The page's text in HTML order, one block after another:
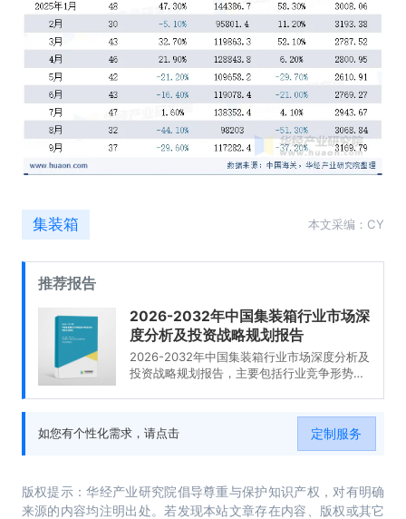
集装箱 本文采编：CY
推荐报告
2026-2032年中国集装箱行业市场深
度分析及投资战略规划报告
2026-2032年中国集装箱行业市场深度分析及
投资战略规划报告，主要包括行业竞争形势及
如您有个性化需求，请点击
定制服务
版权提示：华经产业研究院倡导尊重与保护知识产权，对有明确
来源的内容均注明出处。若发现本站文章存在内容、版权或其它